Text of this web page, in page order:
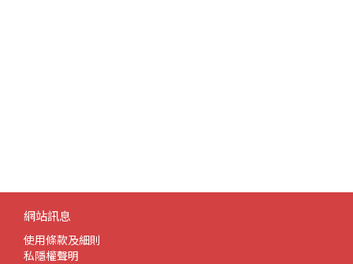
網站訊息
使用條款及細則
私隱權聲明